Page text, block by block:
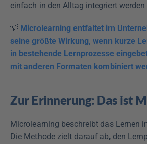
einfach in den Alltag integriert werden
💡 Microlearning entfaltet im
seine größte Wirkung, wenn kurze
in bestehende Lernprozesse
mit anderen Formaten kombiniert
Zur Erinnerung: Das ist
Microlearning beschreibt das Lernen
Die Methode zielt darauf ab, den